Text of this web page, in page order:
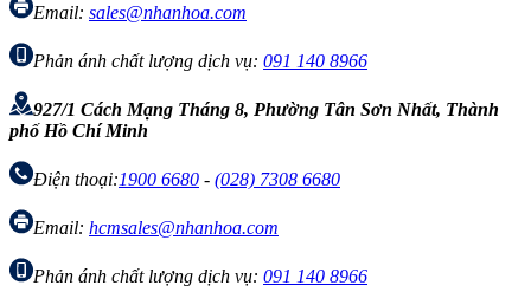
Email: sales@nhanhoa.com
Phản ánh chất lượng dịch vụ: 091 140 8966
927/1 Cách Mạng Tháng 8, Phường Tân Sơn Nhất, Thành
phố Hồ Chí Minh
Điện thoại:1900 6680 - (028) 7308 6680
Email: hcmsales@nhanhoa.com
Phản ánh chất lượng dịch vụ: 091 140 8966